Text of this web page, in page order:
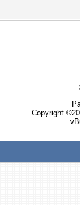
Copyright